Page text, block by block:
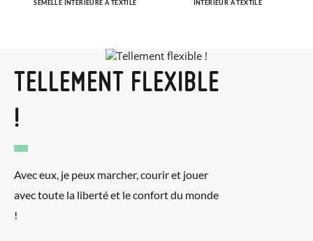
SEMELLE INTÉRIEURE À TEXTILE INTÉRIEUR À TEXTILE
TELLEMENT FLEXIBLE
!
Avec eux, je peux marcher, courir et jouer
avec toute la liberté et le confort du monde
!